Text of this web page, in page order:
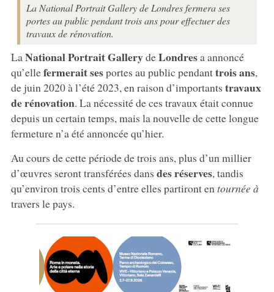
La National Portrait Gallery de Londres fermera ses
portes au public pendant trois ans pour effectuer des
travaux de rénovation.
La National Portrait GallerydeLondresa annoncé
qu’ellefermerait sesportes au public pendanttrois ans,
de juin 2020 à l’été 2023, en raison d’importants travaux
de rénovation. La nécessité de ces travaux était connue
depuis un certain temps, mais la nouvelle de cette longue
fermeture n’a été annoncée qu’hier.
Au cours de cette période de trois ans, plus d’un millier
d’œuvres seront transférées dans des réserves, tandis
qu’environ trois cents d’entre elles partiront en tournée à
travers le pays.